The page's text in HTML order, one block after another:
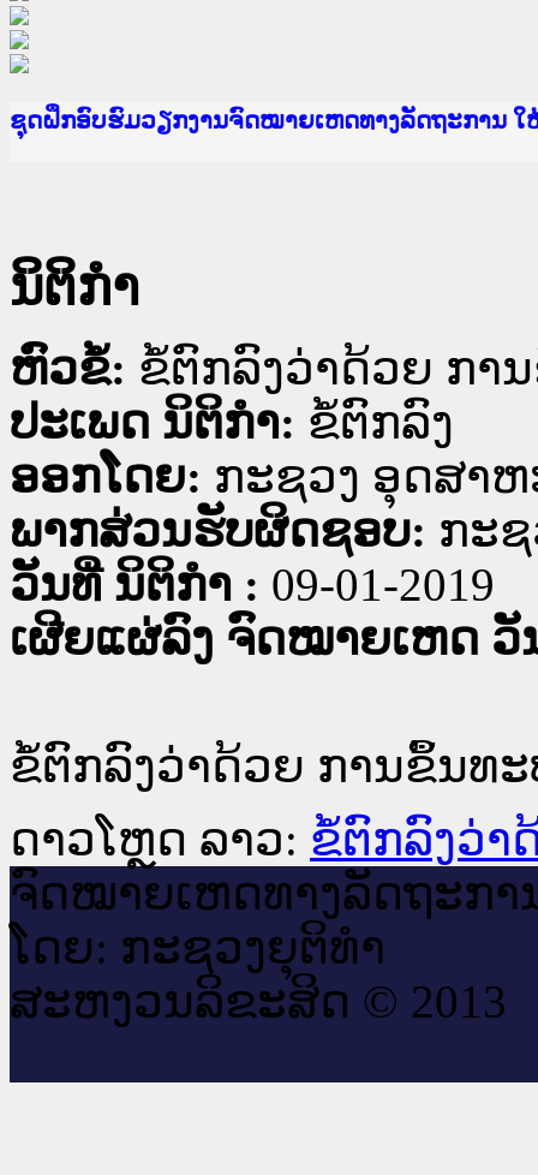
Ministry of Justice Lao PDR
ເຜີຍແຜ່ວັບໄຊຈົດໝາຍເຫດທາງລັດຖະການ ແລະ ແອັ
ກະຊວງຍຸຕິທຳ
ຊຸດຝຶກອົບຮົມວຽກງານຈົດໝາຍເຫດທາງລັດຖະການ
ກອງປະຊຸມທົບທວນຄືນການຈັດຕັ້ງປະຕິບັດວຽກງານຈົ
ຝຶກອົບຮົມ ຜູ່ປະສານງານວຽກງານຈົດໝາຍເຫດທາງລັ
ຝຶກອົບຮົມ ຜູ່ປະສານງານວຽກງານຈົດໝາຍເຫດທາງລັ
ເຜີຍແຜ່ແອັບກົດໝາຍລາວ ແລະ ເວັບໄຊຈົດໝາຍເຫດ
ເຜີຍແຜ່ແອັບກົດໝາຍລາວ ແລະ ເວັບໄຊຈົດໝາຍເຫດ
ຍົກລະດັບວຽກງານຈົດໝາຍເຫດທາງລັດຖະການໃຫ້ຜູ້
ຊຸດຝຶກອົບຮົມວຽກງານຈົດໝາຍເຫດທາງລັດຖະການ ໃ
ນິຕິກໍາ
ຫົວຂໍ້: ຂໍ້ຕົກລົງວ່າດ້ວຍ ກາ
ປະເພດ ນິຕິກໍາ: ຂໍ້ຕົກລົງ
ອອກໂດຍ: ກະຊວງ ອຸດສາ
ພາກສ່ວນຮັບຜິດຊອບ: ກະ
ວັນທີ່ ນິຕິກໍາ : 09-01-2019
ເຜີຍແຜ່ລົງ ຈົດໝາຍເຫດ ວັ
ຂໍ້ຕົກລົງວ່າດ້ວຍ ການຂຶ້ນທ
ດາວໂຫຼດ ລາວ: ຂໍ້ຕົກລົງວ່າ
ຈົດ​ໝາຍ​ເຫດ​ທາງ​ລັດ​ຖະ​ກາ
ໂດຍ: ກະ​ຊວງຍຸ​ຕິ​ທຳ
ສະ​ຫງວນ​ລິ​ຂະ​ສິດ © 2013